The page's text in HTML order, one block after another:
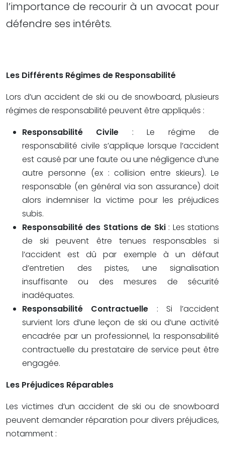
l’importance de recourir à un avocat pour
défendre ses intérêts.
Les Différents Régimes de Responsabilité
Lors d’un accident de ski ou de snowboard, plusieurs
régimes de responsabilité peuvent être appliqués :
Responsabilité Civile : Le régime de
responsabilité civile s’applique lorsque l’accident
est causé par une faute ou une négligence d’une
autre personne (ex : collision entre skieurs). Le
responsable (en général via son assurance) doit
alors indemniser la victime pour les préjudices
subis.
Responsabilité des Stations de Ski: Les stations
de ski peuvent être tenues responsables si
l’accident est dû par exemple à un défaut
d’entretien des pistes, une signalisation
insuffisante ou des mesures de sécurité
inadéquates.
Responsabilité Contractuelle : Si l’accident
survient lors d’une leçon de ski ou d’une activité
encadrée par un professionnel, la responsabilité
contractuelle du prestataire de service peut être
engagée.
Les Préjudices Réparables
Les victimes d’un accident de ski ou de snowboard
peuvent demander réparation pour divers préjudices,
notamment :